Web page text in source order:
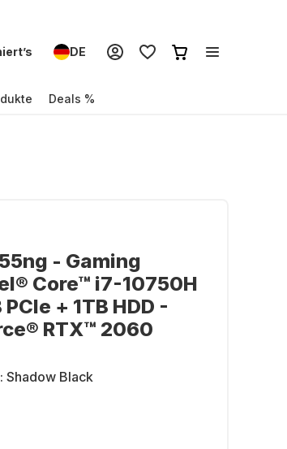
DE
Deals %
- Gaming
Core™ i7-10750H
+ 1TB HDD -
RTX™ 2060
Shadow Black